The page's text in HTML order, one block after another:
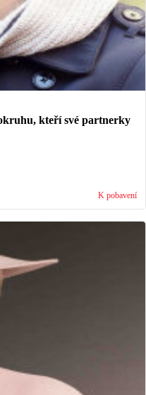
kteří své partnerky
K pobavení